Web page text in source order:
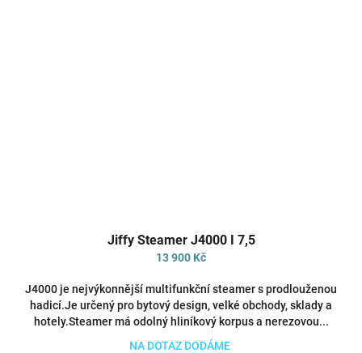
hodnocení
produktu
4,0
z
5
hvězdiček.
Jiffy Steamer J4000 I 7,5
13 900 Kč
J4000 je nejvýkonnější multifunkční steamer s prodlouženou
hadicí.Je určený pro bytový design, velké obchody, sklady a
hotely.Steamer má odolný hliníkový korpus a nerezovou...
NA DOTAZ DODÁME